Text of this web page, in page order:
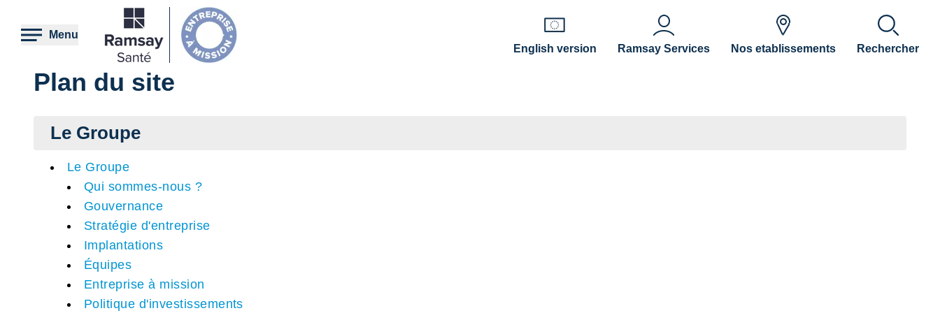
contenu
principal
Menu
English version
Ramsay Services Nos etablissements Rechercher
Plan du site
Le Groupe
Le Groupe
Qui sommes-nous ?
Gouvernance
Stratégie d'entreprise
Implantations
Équipes
Entreprise à mission
Politique d'investissements